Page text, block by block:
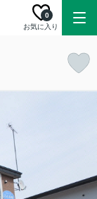
お気に入り
0